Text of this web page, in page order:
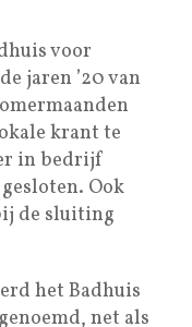
voor
jaren ’20 van
krant te
in bedrijf
Ook
de sluiting
het Badhuis
net als